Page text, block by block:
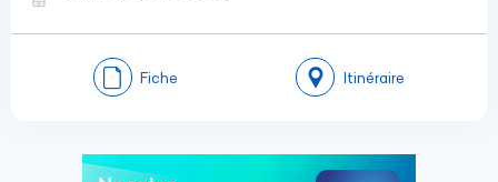
Fiche Itinéraire